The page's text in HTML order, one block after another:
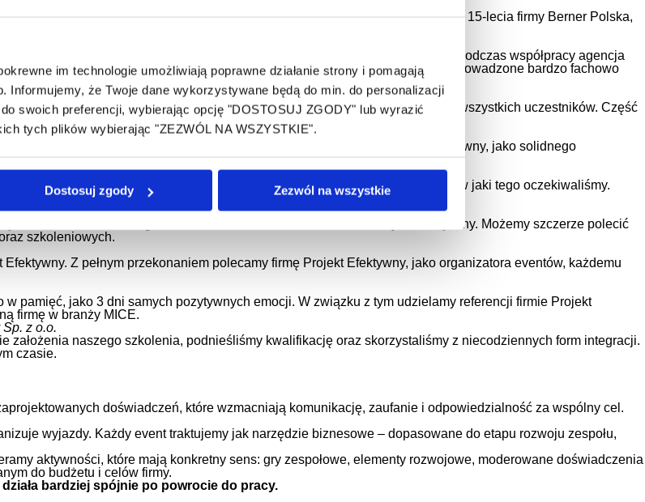
im technologie umożliwiają poprawne działanie strony i pomagają
Informujemy, że Twoje dane wykorzystywane będą do min. do personalizacji
swoich preferencji, wybierając opcję "DOSTOSUJ ZGODY" lub wyrazić
tych plików wybierając "ZEZWÓL NA WSZYSTKIE".
Dostosuj zgody Zezwól na wszystkie
trakcie imprezy integracyjnych dla ponad 180 pracowników z okazji jubileuszu 15-lecia firmy Berner Polska,
gościom wielu radosnych chwil i na długo zapisał się w naszej pamięci.
imprez teambuildingowych. W każdym przypadku była to realizacja udana. Podczas współpracy agencja
oraz otwartością na propozycje klienta. Realizacje obu eventów zostały przeprowadzone bardzo fachowo
je świetna gra animatorów oraz intrygująca fabuła, która wciągnęła wszystkich uczestników. Część
wykazały się profesjonalizmem, co zaowocowało bardzo dobrą zabawą.
zapewnione zostały na najwyższym poziomie. Polecamy firmę Projekt Efektywny, jako solidnego
Wszystkie z założonych atrakcji programu zostały zrealizowane w sposób w jaki tego oczekiwaliśmy.
a w przyszłości na pewno skorzystamy jeszcze raz z usług tej firmy.
w ramach teambuildingu scenariusz „Poszukiwanie św. Graala” był fantastyczny. Możemy szczerze polecić
szkoleniowych.
Z pełnym przekonaniem polecamy firmę Projekt Efektywny, jako organizatora eventów, każdemu
w pamięć, jako 3 dni samych pozytywnych emocji. W związku z tym udzielamy referencji firmie Projekt
firmę w branży MICE.
z o.o.
założenia naszego szkolenia, podnieśliśmy kwalifikację oraz skorzystaliśmy z niecodziennych form integracji.
czasie.
doświadczeń, które wzmacniają komunikację, zaufanie i odpowiedzialność za wspólny cel.
wyjazdy. Każdy event traktujemy jak narzędzie biznesowe – dopasowane do etapu rozwoju zespołu,
aktywności, które mają konkretny sens: gry zespołowe, elementy rozwojowe, moderowane doświadczenia
do budżetu i celów firmy.
bardziej spójnie po powrocie do pracy.